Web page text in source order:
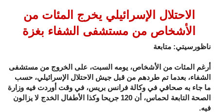
الاحتلال الإسرائيلي يخرج المئات من
الأشخاص من مستشفى الشفاء بغزة
ناظورسيتي: متابعة
أرغم المئات من الأشخاص، يومه السبت، على الخروج من مستشفى
الشفاء، بعدما تم طردهم من قبل جيش الاحتلال الإسرائيلي، حسب
ما جاء به صحافي في وكالة فرانس بريس، في وقت أوردت فيه وزارة
الصحة التابعة لحماس، أن 120 جريحا وكذا الأطفال الخدج لا يزالون
فيه.